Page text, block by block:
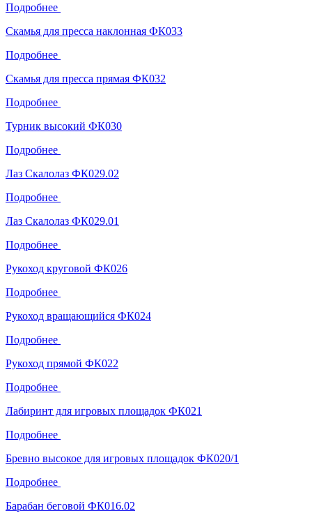
Подробнее
Скамья для пресса наклонная ФК033
Подробнее
Скамья для пресса прямая ФК032
Подробнее
Турник высокий ФК030
Подробнее
Лаз Скалолаз ФК029.02
Подробнее
Лаз Скалолаз ФК029.01
Подробнее
Рукоход круговой ФК026
Подробнее
Рукоход вращающийся ФК024
Подробнее
Рукоход прямой ФК022
Подробнее
Лабиринт для игровых площадок ФК021
Подробнее
Бревно высокое для игровых площадок ФК020/1
Подробнее
Барабан беговой ФК016.02